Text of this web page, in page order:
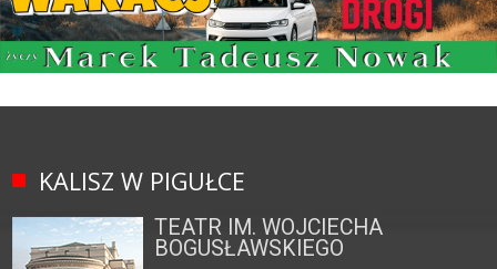
KALISZ W PIGUŁCE
TEATR IM. WOJCIECHA
BOGUSŁAWSKIEGO